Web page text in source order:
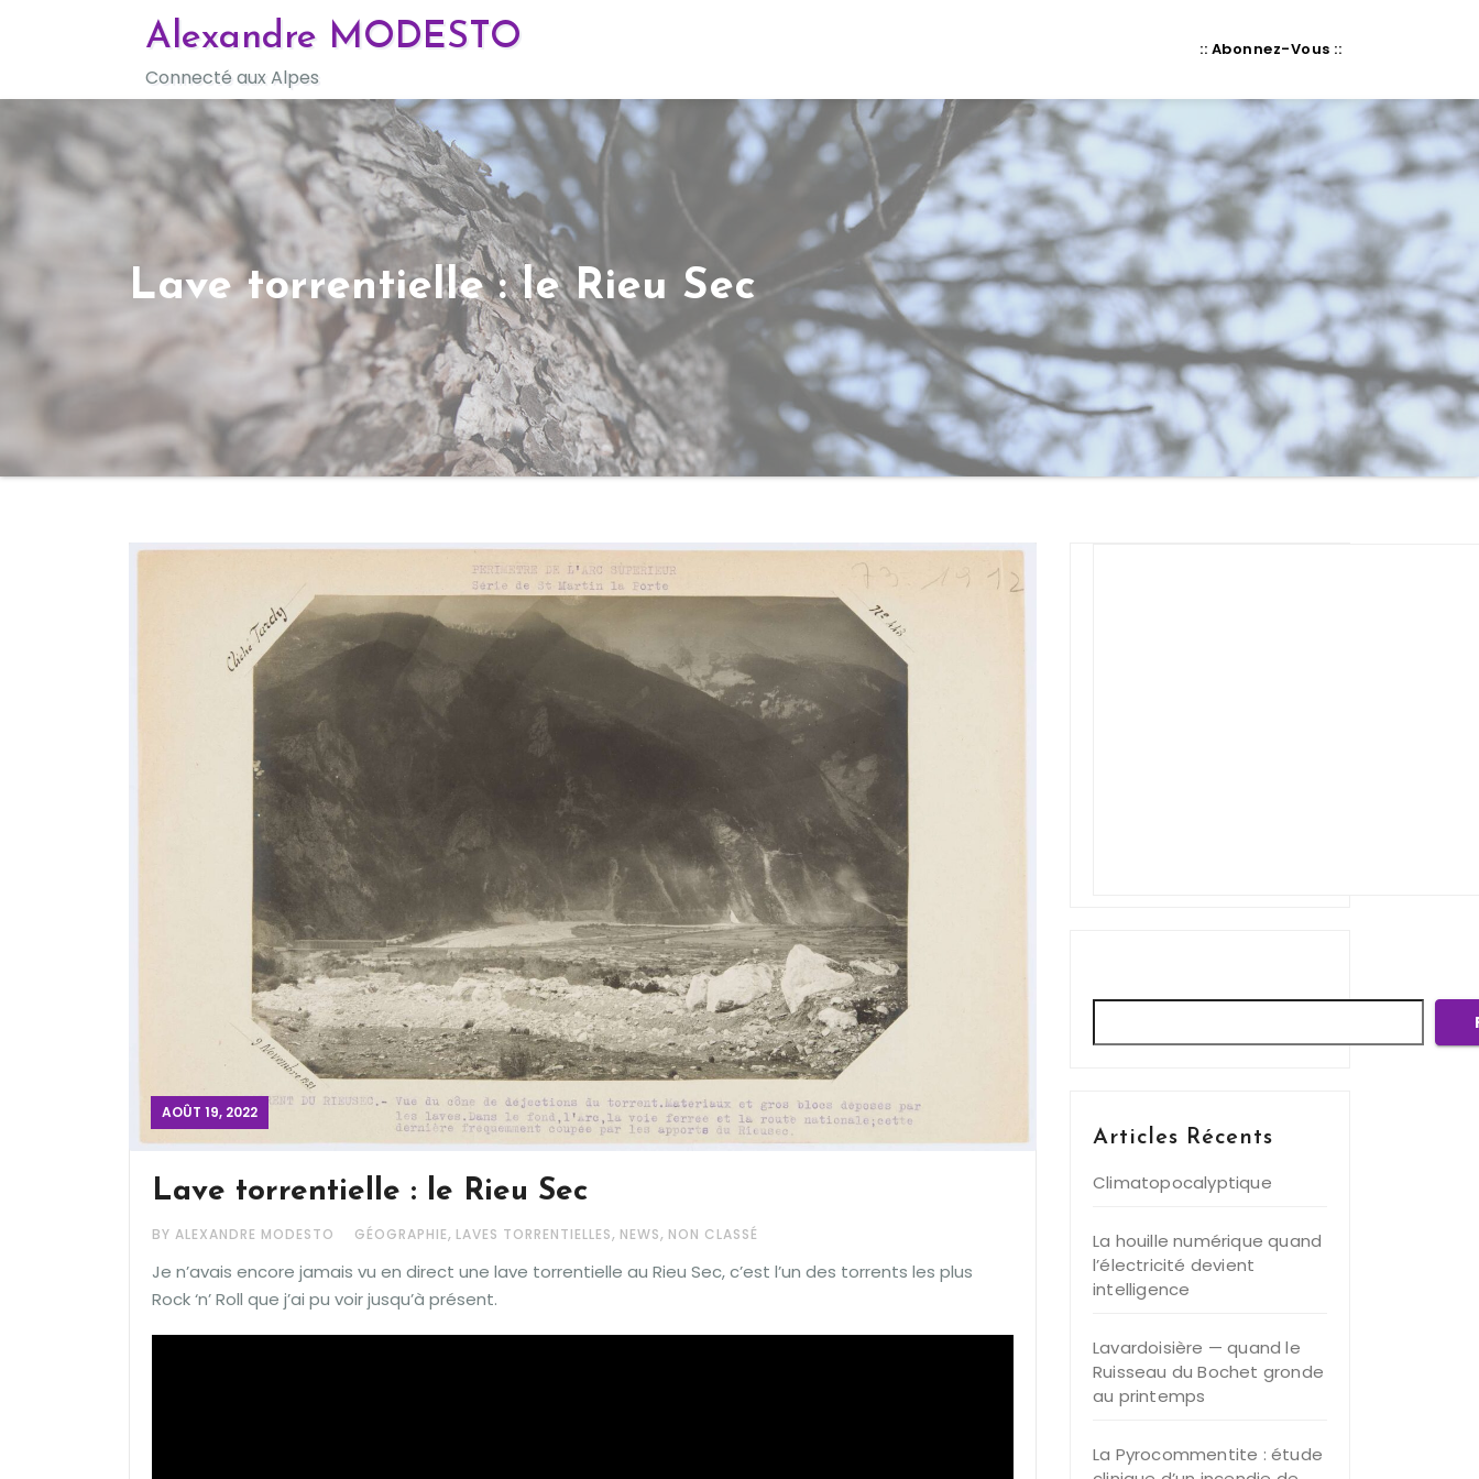
Alexandre MODESTO
Connecté aux Alpes
:: Abonnez-Vous ::
Lave torrentielle : le Rieu Sec
AOÛT 19, 2022
Lave torrentielle : le Rieu Sec
BY ALEXANDRE MODESTO GÉOGRAPHIE, LAVES TORRENTIELLES, NEWS, NON CLASSÉ
Je n’avais encore jamais vu en direct une lave torrentielle au Rieu Sec, c’est l’un des torrents les plus
Rock ‘n’ Roll que j’ai pu voir jusqu’à présent.
Articles Récents
Climatopocalyptique
La houille numérique quand
l’électricité devient
intelligence
Lavardoisière — quand le
Ruisseau du Bochet gronde
au printemps
La Pyrocommentite : étude